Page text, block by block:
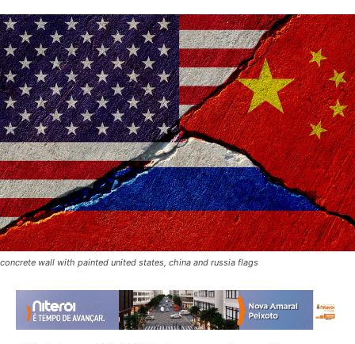
concrete wall with painted united states, china and russia flags